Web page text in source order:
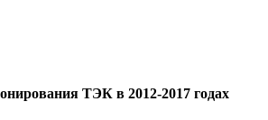
ТЭК в 2012-2017 годах